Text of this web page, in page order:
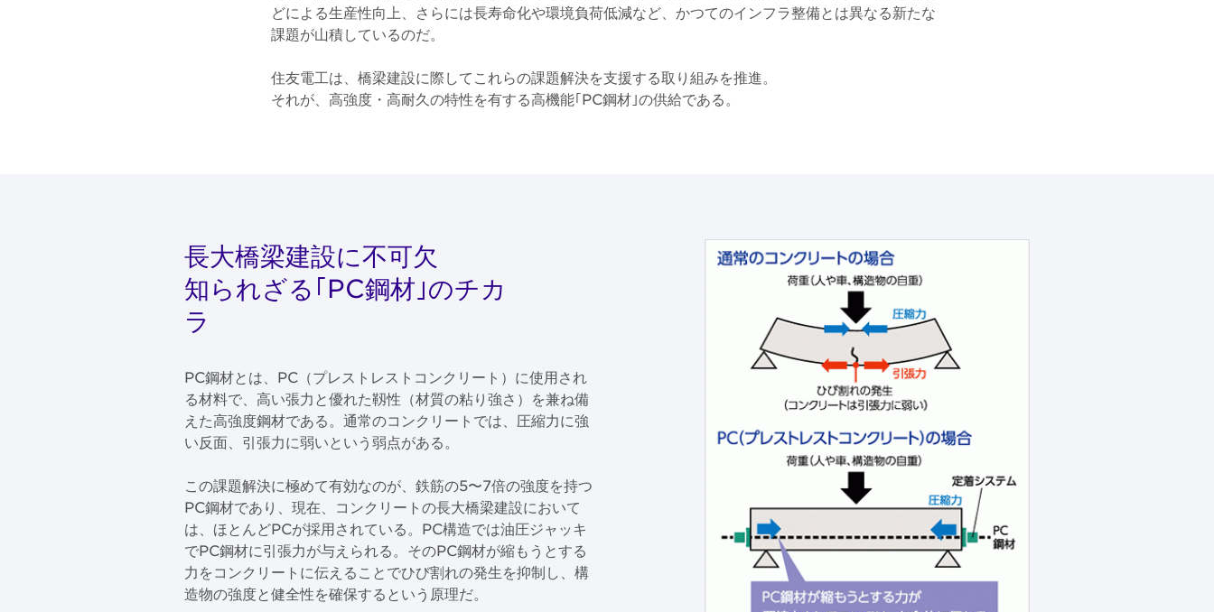
どによる生産性向上、さらには長寿命化や環境負荷低減など、かつてのインフラ整備とは異なる新たな
課題が山積しているのだ。
住友電工は、橋梁建設に際してこれらの課題解決を支援する取り組みを推進。
それが、高強度・高耐久の特性を有する高機能｢PC鋼材｣の供給である。
長大橋梁建設に不可欠
知られざる｢PC鋼材｣のチカ
ラ
PC鋼材とは、PC（プレストレストコンクリート）に使用され
る材料で、高い張力と優れた靱性（材質の粘り強さ）を兼ね備
えた高強度鋼材である。通常のコンクリートでは、圧縮力に強
い反面、引張力に弱いという弱点がある。
この課題解決に極めて有効なのが、鉄筋の5〜7倍の強度を持つ
PC鋼材であり、現在、コンクリートの長大橋梁建設において
は、ほとんどPCが採用されている。PC構造では油圧ジャッキ
でPC鋼材に引張力が与えられる。そのPC鋼材が縮もうとする
力をコンクリートに伝えることでひび割れの発生を抑制し、構
造物の強度と健全性を確保するという原理だ。